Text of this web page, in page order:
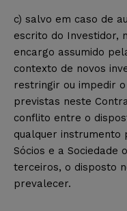
c) salvo em caso de
escrito do Investidor,
encargo assumido
contexto de novos
restringir ou impedir
previstas neste
conflito entre o
qualquer
Sócios e a Sociedade
terceiros, o disposto
prevalecer.